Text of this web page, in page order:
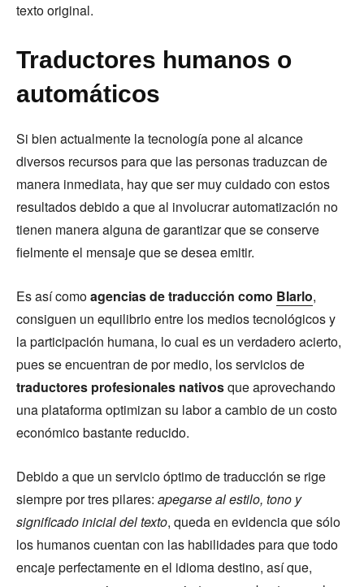
texto original.
Traductores humanos o
automáticos
Si bien actualmente la tecnología pone al alcance
diversos recursos para que las personas traduzcan de
manera inmediata, hay que ser muy cuidado con estos
resultados debido a que al involucrar automatización no
tienen manera alguna de garantizar que se conserve
fielmente el mensaje que se desea emitir.
Es así comoagencias de traducción como Blarlo,
consiguen un equilibrio entre los medios tecnológicos y
la participación humana, lo cual es un verdadero acierto,
pues se encuentran de por medio, los servicios de
traductores profesionales nativosque aprovechando
una plataforma optimizan su labor a cambio de un costo
económico bastante reducido.
Debido a que un servicio óptimo de traducción se rige
siempre por tres pilares: apegarse al estilo, tono y
significado inicial del texto, queda en evidencia que sólo
los humanos cuentan con las habilidades para que todo
encaje perfectamente en el idioma destino, así que,